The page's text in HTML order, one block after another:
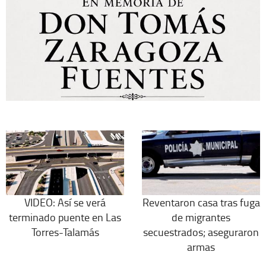
VIDEO: Así se verá
terminado puente en Las
Torres-Talamás
Reventaron casa tras fuga
de migrantes
secuestrados; aseguraron
armas